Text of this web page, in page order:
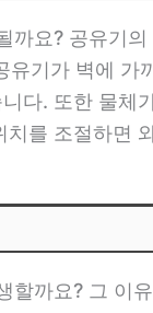
요? 공유기
기가 벽에
다. 또한 물
를 조절하면
까요? 그 이